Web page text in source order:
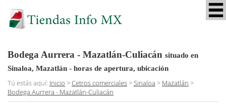
Bodega Aurrera - Mazatlán-Culiacán situado en
Sinaloa, Mazatlán - horas de apertura, ubicación
Tú estás aquí: Inicio >Cetros comerciales>Sinaloa > Mazatlán >
Bodega Aurrera - Mazatlán-Culiacán